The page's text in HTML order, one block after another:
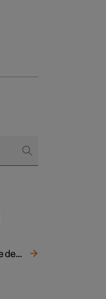
Regolazione dell'angolazione degli specchi retrovisori esterni